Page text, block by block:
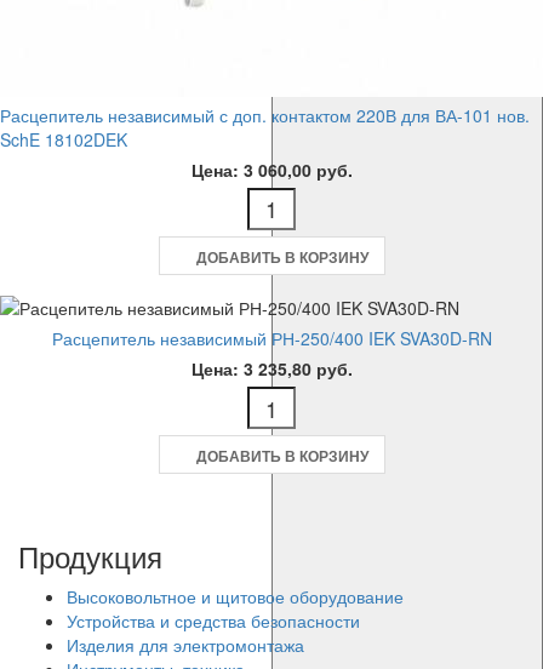
Расцепитель независимый с доп. контактом 220В для ВА-101 нов.
SchE 18102DEK
Цена: 3 060,00 руб.
ДОБАВИТЬ В КОРЗИНУ
Расцепитель независимый РН-250/400 IEK SVA30D-RN
Цена: 3 235,80 руб.
ДОБАВИТЬ В КОРЗИНУ
Продукция
Высоковольтное и щитовое оборудование
Устройства и средства безопасности
Изделия для электромонтажа